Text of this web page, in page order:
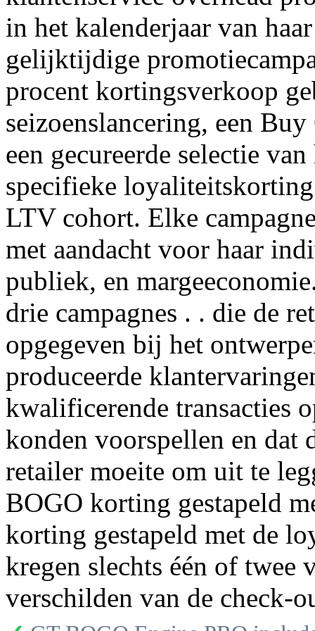
in het kalenderjaar van
gelijktijdige
procent kortingsverkoop
seizoenslancering, een
een gecureerde selectie
specifieke
LTV cohort. Elke
met aandacht voor haar
publiek, en
drie campagnes . . die de
opgegeven bij het
produceerde
kwalificerende transacties
konden voorspellen en dat
retailer moeite om uit te
BOGO korting gestapeld
korting gestapeld met de
kregen slechts één of twee
verschilden van de check-